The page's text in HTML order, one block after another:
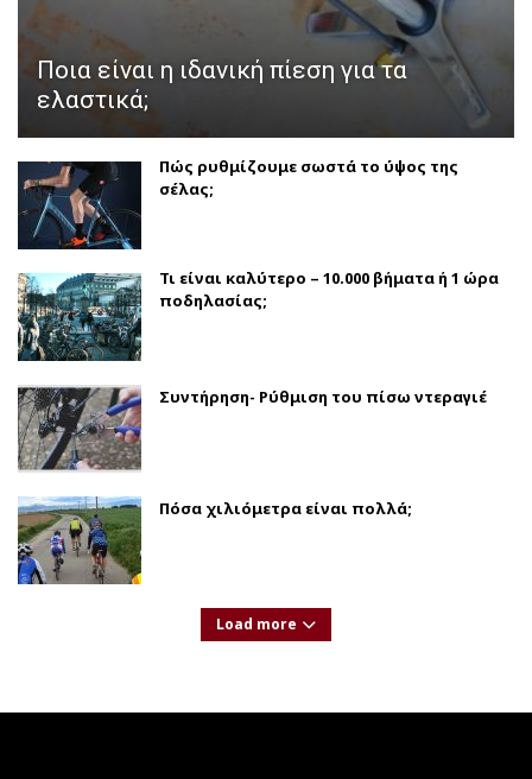
Ποια είναι η ιδανική πίεση για τα
ελαστικά;
Πώς ρυθμίζουμε σωστά το ύψος της
σέλας;
Τι είναι καλύτερο – 10.000 βήματα ή 1 ώρα
ποδηλασίας;
Συντήρηση- Ρύθμιση του πίσω ντεραγιέ
Πόσα χιλιόμετρα είναι πολλά;
Load more